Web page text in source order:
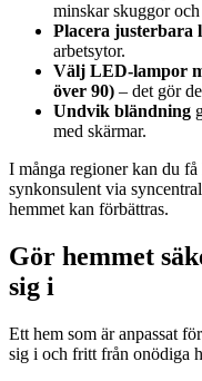
minskar skuggor
Placera justerbara
arbetsytor.
Välj LED-lampor
över 90) – det gör
Undvik bländning
med skärmar.
I många regioner kan du
synkonsulent via
hemmet kan förbättras.
Gör hemmet
sig i
Ett hem som är anpassat
sig i och fritt från onödiga